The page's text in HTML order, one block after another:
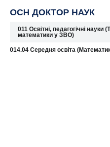
ОСН ДОКТОР НАУК
011 Освітні, педагогічні
математики у ЗВО)
014.04 Середня освіта